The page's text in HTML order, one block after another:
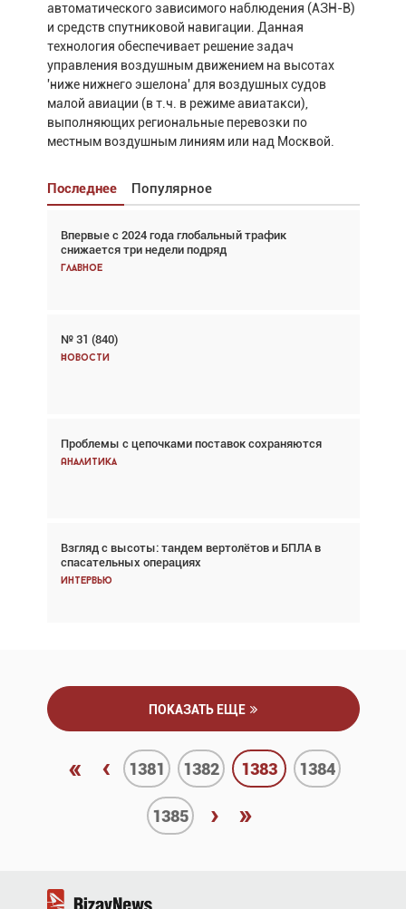
автоматического зависимого наблюдения (АЗН-В)
и средств спутниковой навигации. Данная
технология обеспечивает решение задач
управления воздушным движением на высотах
'ниже нижнего эшелона' для воздушных судов
малой авиации (в т.ч. в режиме авиатакси),
выполняющих региональные перевозки по
местным воздушным линиям или над Москвой.
Последнее Популярное
Впервые с 2024 года глобальный трафик
снижается три недели подряд
Главное
№ 31 (840)
Новости
Проблемы с цепочками поставок сохраняются
Аналитика
Взгляд с высоты: тандем вертолётов и БПЛА в
спасательных операциях
Интервью
Взгляд с высоты: тандем вертолётов и БПЛА в
спасательных операциях
Главное
Авиационный фотограф Дэйв Кох: «Фотография
говорит сама за себя... а ИИ всё портит»
Впервые с 2024 года глобальный трафик
снижается три недели подряд
Частный самолёт – это актив. Подходите к
покупке соответствующим образом
Интервью
ПОКАЗАТЬ ЕЩЕ
« ‹ 1381 1382 1383 1384
1385 › »